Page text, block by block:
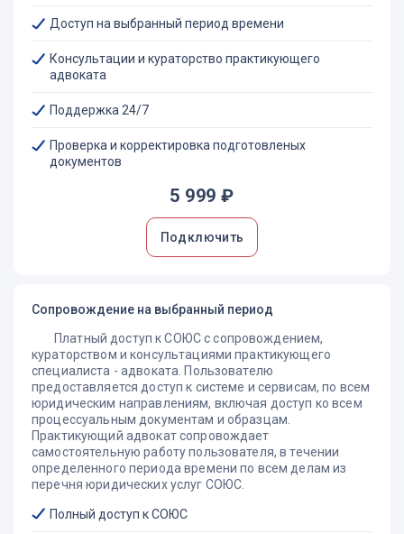
суд, исходя из п. 1 ст. 65 СК РФ, не допускающего
осуществление родительских прав в ущерб физическому и
психическому здоровью детей и их нравственному
развитию, вправе отказать этому родителю в
удовлетворении иска об определении порядка его участия
в воспитании ребенка, изложив мотивы принятого
решения.
устранении препятствий родителям, не лишенным
родительских прав, в воспитании детей, находящихся у
родителя в воспитании ребенка, суд предупреждает
другого родителя о возможных последствиях
которое может явиться основанием для удовлетворения
ребенка, о передаче ему несовершеннолетнего, может
расцениваться невыполнение ответчиком решения суда
или создание им препятствий для его исполнения,
несмотря на применение к виновному родителю
предусмотренных законом мер.
Доступ на выбранный период времени
Консультации и кураторство практикующего
адвоката
Поддержка 24/7
Проверка и корректировка подготовленых
документов
5 999 ₽
Подключить
Сопровождение на выбранный период
Платный доступ к СОЮС с сопровождением,
кураторством и консультациями практикующего
специалиста - адвоката. Пользователю
предоставляется доступ к системе и сервисам, по всем
юридическим направлениям, включая доступ ко всем
процессуальным документам и образцам.
Практикующий адвокат сопровождает
самостоятельную работу пользователя, в течении
определенного периода времени по всем делам из
перечня юридических услуг СОЮС.
Полный доступ к СОЮС